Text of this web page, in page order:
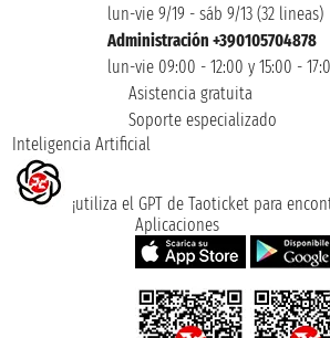
lun-vie 9/19 - sáb 9/13 (32 lineas)
Administración +390105704878
lun-vie 09:00 - 12:00 y 15:00 -
Asistencia gratuita
Soporte especializado
Inteligencia Artificial
¡utiliza el GPT de Taoticket para
Aplicaciones